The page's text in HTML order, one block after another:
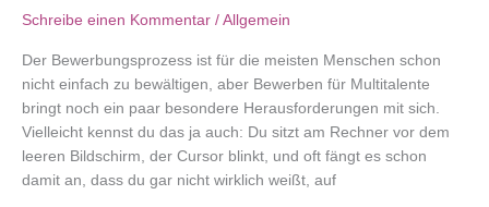
Schreibe einen Kommentar / Allgemein
Der Bewerbungsprozess ist für die meisten Menschen schon
nicht einfach zu bewältigen, aber Bewerben für Multitalente
bringt noch ein paar besondere Herausforderungen mit sich.
Vielleicht kennst du das ja auch: Du sitzt am Rechner vor dem
leeren Bildschirm, der Cursor blinkt, und oft fängt es schon
damit an, dass du gar nicht wirklich weißt, auf